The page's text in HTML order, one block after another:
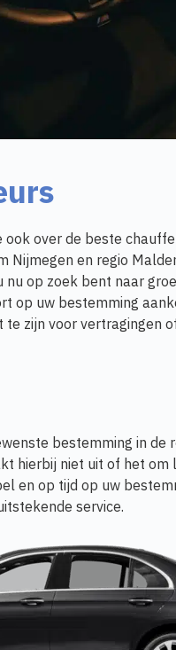
over de beste
Nijmegen en regio
op zoek bent naar
op uw bestemming
zijn voor vertragingen
bestemming in
hierbij niet uit of het
en op tijd op uw
service.